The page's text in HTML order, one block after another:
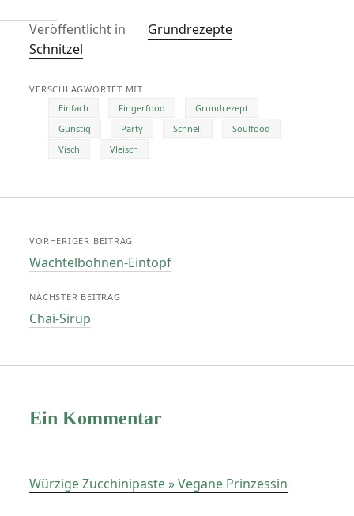
Veröffentlicht in
Grundrezepte
Schnitzel
VERSCHLAGWORTET MIT
Einfach
Fingerfood
Grundrezept
Günstig
Party Schnell
Soulfood
Visch
Vleisch
VORHERIGER BEITRAG
Wachtelbohnen-Eintopf
NÄCHSTER BEITRAG
Chai-Sirup
Ein Kommentar
Würzige Zucchinipaste » Vegane Prinzessin